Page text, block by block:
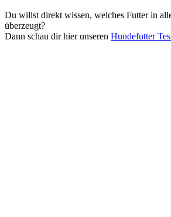
Du willst direkt wissen, welches Futter in
überzeugt?
Dann schau dir hier unseren Hundefutter